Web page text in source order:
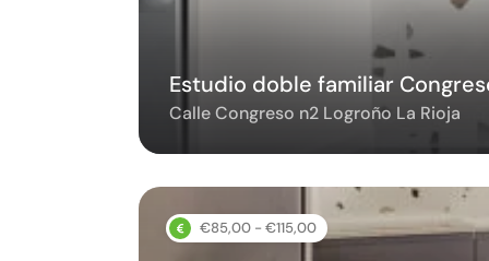
Estudio doble familiar
Calle Congreso n2 Logroño La Rioja
€85,00 - €115,00